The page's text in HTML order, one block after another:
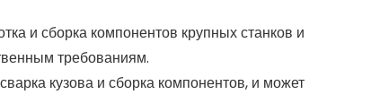
и сборка компонентов крупных станков и
требованиям.
кузова и сборка компонентов, и может